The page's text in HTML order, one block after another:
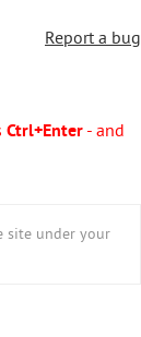
Report a bug
Ctrl+Enter - and
site under your